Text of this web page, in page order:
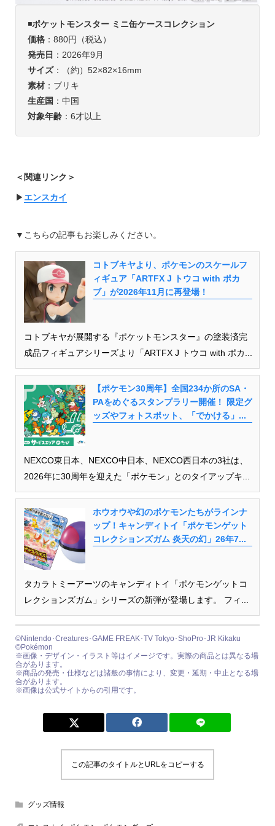
◾️ポケットモンスター ミニ缶ケースコレクション
価格：880円（税込）
発売日 ：2026年9月
サイズ：（約）52×82×16mm
素材：ブリキ
生産国 ：中国
対象年齢：6才以上
＜関連リンク＞
▶︎ エンスカイ
▼こちらの記事もお楽しみください。
コトブキヤより、ポケモンのスケールフ
ィギュア「ARTFX J トウコ with ポカ
ブ」が2026年11月に再登場！
コトブキヤが展開する『ポケットモンスター』の塗装済完
成品フィギュアシリーズより「ARTFX J トウコ with ポカ...
【ポケモン30周年】全国234か所のSA・
PAをめぐるスタンプラリー開催！ 限定グ
ッズやフォトスポット、「でかける」...
NEXCO東日本、NEXCO中日本、NEXCO西日本の3社は、
2026年に30周年を迎えた「ポケモン」とのタイアップキ...
ホウオウや幻のポケモンたちがラインナ
ップ！キャンディトイ「ポケモンゲット
コレクションズガム 炎天の幻」26年7...
タカラトミーアーツのキャンディトイ「ポケモンゲットコ
レクションズガム」シリーズの新弾が登場します。 フィ...
©Nintendo･Creatures･GAME FREAK･TV Tokyo･ShoPro･JR Kikaku
©Pokémon
※画像・デザイン・イラスト等はイメージです。実際の商品とは異なる場
合があります。
※商品の発売・仕様などは諸般の事情により、変更・延期・中止となる場
合があります。
※画像は公式サイトからの引用です。
この記事のタイトルとURLをコピーする
グッズ情報